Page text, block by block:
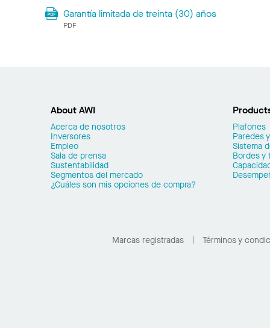
Garantía limitada de treinta (30) años
PDF
About AWI
Acerca de nosotros
Inversores
Empleo
Sala de prensa
Sustentabilidad
Segmentos del mercado
¿Cuáles son mis opciones de compra?
Plafones
Paredes
Sistema
Bordes y
Marcas registradas Términos y